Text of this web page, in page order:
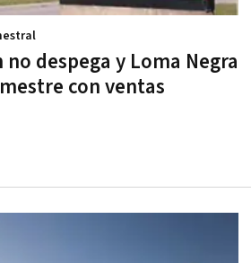
despega y Loma Negra
con ventas